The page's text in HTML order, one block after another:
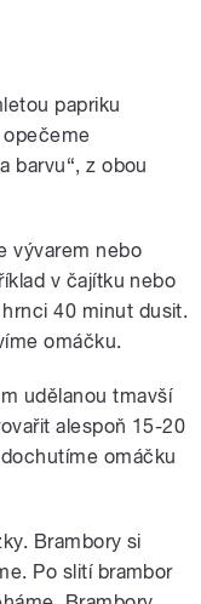
papriku
opečeme
barvu“, z obou
vývarem nebo
v čajítku nebo
40 minut dusit.
omáčku.
udělanou tmavší
alespoň 15-20
omáčku
Brambory si
Po slití brambor